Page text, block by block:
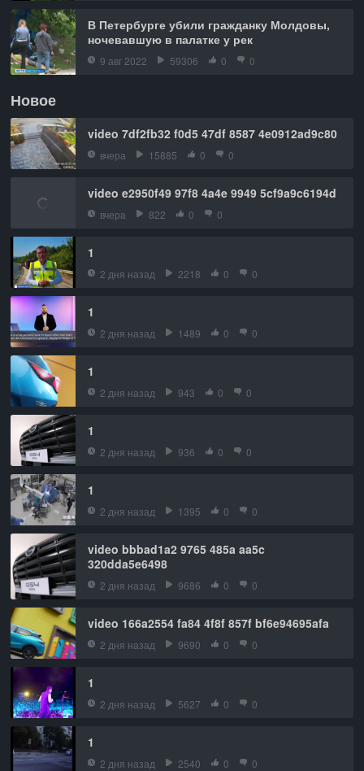
В Петербурге убили гражданку Молдовы,
ночевавшую в палатке у рек
9 авг 2022 59306 0 0
Новое
video 7df2fb32 f0d5 47df 8587 4e0912ad9c80
вчера 15885 0 0
video e2950f49 97f8 4a4e 9949 5cf9a9c6194d
вчера 822 0 0
1
2 дня назад 2218 0 0
1
2 дня назад 1489 0 0
1
2 дня назад 943 0 0
1
2 дня назад 936 0 0
1
2 дня назад 1395 0 0
video bbbad1a2 9765 485a aa5c
320dda5e6498
2 дня назад 9686 0 0
video 166a2554 fa84 4f8f 857f bf6e94695afa
2 дня назад 9690 0 0
1
2 дня назад 5627 0 0
1
2 дня назад 2540 0 0